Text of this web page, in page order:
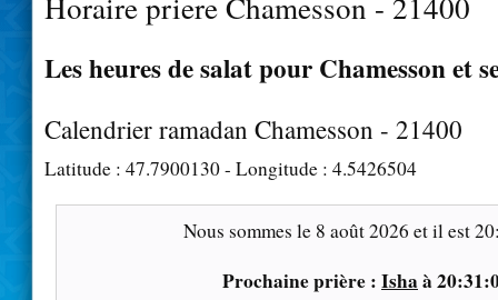
Les heures de salat pour Chamesson et
Calendrier ramadan Chamesson - 21400
Latitude : 47.7900130- Longitude : 4.5426504
Nous sommes le 8 août 2026 et il est
Prochaine prière : Isha à